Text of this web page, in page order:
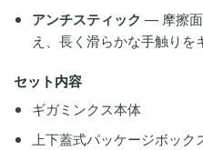
アンチスティック — 摩擦面
え、長く滑らかな手触りを
セット内容
ギガミンクス本体
上下蓋式パッケージボック